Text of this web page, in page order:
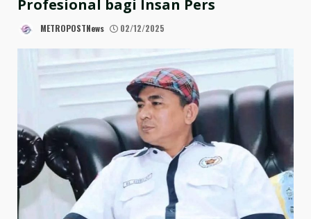
Profesional bagi Insan Pers
METROPOSTNews 02/12/2025